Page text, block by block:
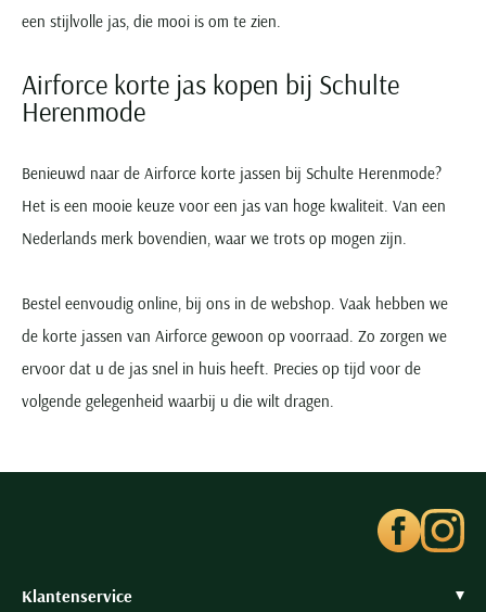
een stijlvolle jas, die mooi is om te zien.
Airforce korte jas kopen bij Schulte
Herenmode
Benieuwd naar de Airforce korte jassen bij Schulte Herenmode?
Het is een mooie keuze voor een jas van hoge kwaliteit. Van een
Nederlands merk bovendien, waar we trots op mogen zijn.
Bestel eenvoudig online, bij ons in de webshop. Vaak hebben we
de korte jassen van Airforce gewoon op voorraad. Zo zorgen we
ervoor dat u de jas snel in huis heeft. Precies op tijd voor de
volgende gelegenheid waarbij u die wilt dragen.
Klantenservice